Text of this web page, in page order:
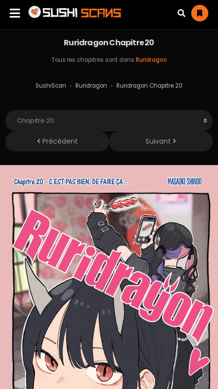
Ruridragon Chapitre 20
Tous les chapitres sont dans Ruridragon
SushiScan › Ruridragon › Ruridragon Chapitre 20
Précédent Suivant